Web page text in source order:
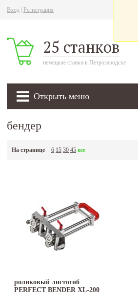
Вход Регистрация
25 станков
немецкие станки в Петрозаводске
Открыть меню
бендер
На странице 6 15 30 45 все
роликовый листогиб
PERFECT BENDER XL-200